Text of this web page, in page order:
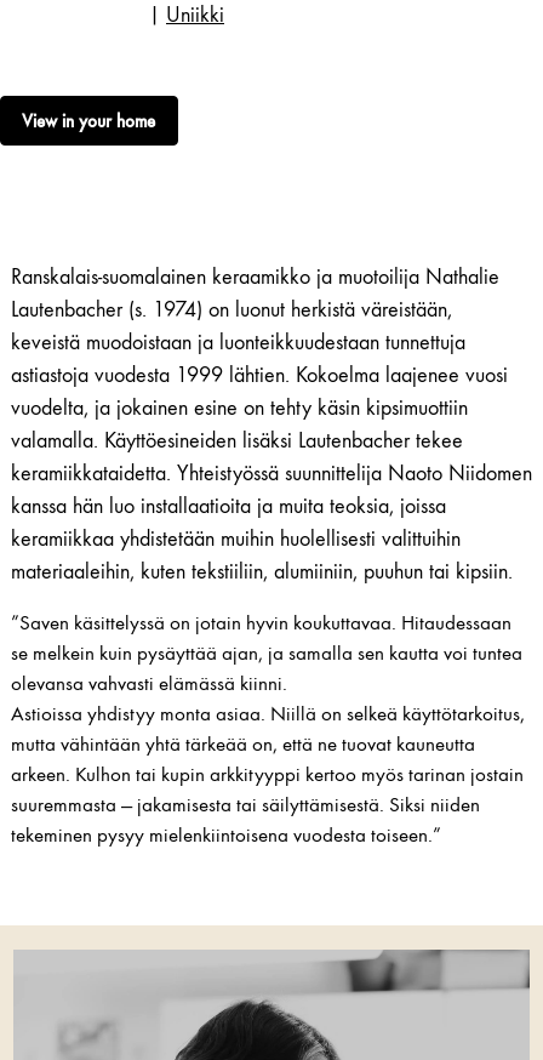
Uniikki
View in your home
Ranskalais-suomalainen keraamikko ja muotoilija Nathalie
Lautenbacher (s. 1974) on luonut herkistä väreistään,
keveistä muodoistaan ja luonteikkuudestaan tunnettuja
astiastoja vuodesta 1999 lähtien. Kokoelma laajenee vuosi
vuodelta, ja jokainen esine on tehty käsin kipsimuottiin
valamalla. Käyttöesineiden lisäksi Lautenbacher tekee
keramiikkataidetta. Yhteistyössä suunnittelija Naoto Niidomen
kanssa hän luo installaatioita ja muita teoksia, joissa
keramiikkaa yhdistetään muihin huolellisesti valittuihin
materiaaleihin, kuten tekstiiliin, alumiiniin, puuhun tai kipsiin.
”Saven käsittelyssä on jotain hyvin koukuttavaa. Hitaudessaan
se melkein kuin pysäyttää ajan, ja samalla sen kautta voi tuntea
olevansa vahvasti elämässä kiinni.
Astioissa yhdistyy monta asiaa. Niillä on selkeä käyttötarkoitus,
mutta vähintään yhtä tärkeää on, että ne tuovat kauneutta
arkeen. Kulhon tai kupin arkkityyppi kertoo myös tarinan jostain
suuremmasta — jakamisesta tai säilyttämisestä. Siksi niiden
tekeminen pysyy mielenkiintoisena vuodesta toiseen.”